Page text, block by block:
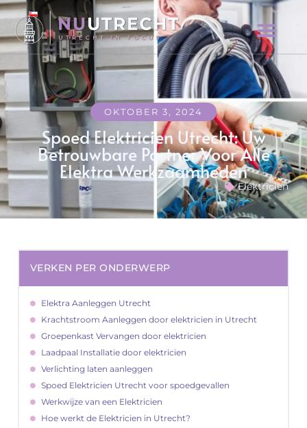
OKTOBER 3, 2024
Spoed Elektricien Utrecht: Uw
Betrouwbare Partner Voor Alle
Elektra Werkzaamheden
Elektricien
VERKEN PER ONDERWERP
Elektra Aanleggen Utrecht
Krachtstroom Aanleggen door elektricien in Utrecht
Groepenkast Vervangen door elektricien
Laadpaal Installatie door elektricien
Verlichting laten aanleggen
Spoed Elektricien Utrecht voor spoedgevallen
Werkwijze van een Elektricien
Hoe werkt de Elektricien in Utrecht?